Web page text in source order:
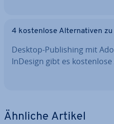
4 kos­ten­lo­se Al­ter­na­ti­ven zu
Desktop-Pu­bli­shing mit
InDesign gibt es
Ähnliche Artikel